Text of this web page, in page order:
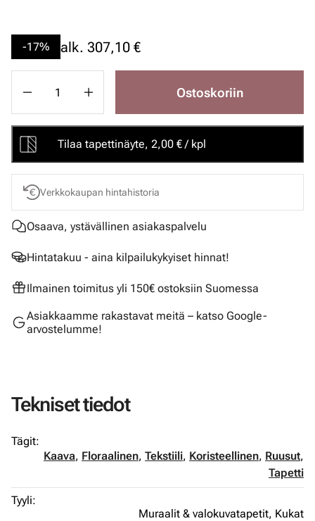
-17% alk. 307,10 €
Ostoskoriin
Tilaa tapettinäyte, 2,00 € / kpl
Verkkokaupan hintahistoria
Osaava, ystävällinen asiakaspalvelu
Hintatakuu - aina kilpailukykyiset hinnat!
Ilmainen toimitus yli 150€ ostoksiin Suomessa
Asiakkaamme rakastavat meitä – katso Google-
arvostelumme!
Tekniset tiedot
Tägit:
Kaava, Floraalinen, Tekstiili, Koristeellinen, Ruusut,
Tapetti
Tyyli:
Muraalit & valokuvatapetit, Kukat